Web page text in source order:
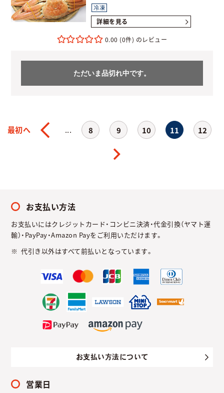
冷凍
詳細を見る
0.00 (0件)
ただいま品切れ中です。
最初へ ... 8 9 10 11 12
お支払い方法
お支払いにはクレジットカード・コンビニ決済・代金引換（ヤマト運
輸）・PayPay・Amazon Payをご利用いただけます。
代引き以外はすべて前払いとなっています。
お支払い方法について
営業日